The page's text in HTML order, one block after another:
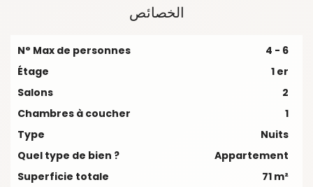
الخصائص
N° Max de personnes
4 - 6
Étage
1 er
Salons
2
Chambres à coucher
1
Type
Nuits
Quel type de bien ?
Appartement
Superficie totale
71 m²